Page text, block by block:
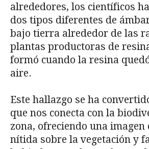
alrededores, los científicos
dos tipos diferentes de
bajo tierra alrededor de las
plantas productoras de
formó cuando la resina
aire.
Este hallazgo se ha
que nos conecta con la
zona, ofreciendo una imagen
nítida sobre la vegetación y